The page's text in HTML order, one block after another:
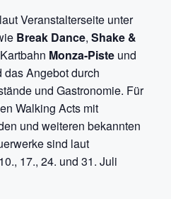
Veranstalterseite unter
Break Dance, Shake &
Monza-Piste und
das Angebot durch
und Gastronomie. Für
Walking Acts mit
und weiteren bekannten
sind laut
17., 24. und 31. Juli